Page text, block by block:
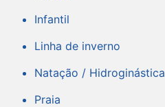
Infantil
Linha de inverno
Natação / Hidroginástica
Praia